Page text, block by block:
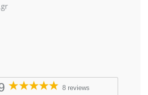
8 reviews